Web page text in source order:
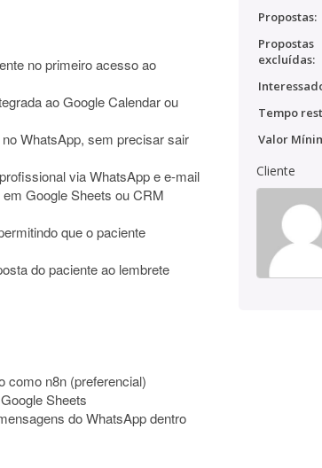
no primeiro acesso ao
ao Google Calendar ou
WhatsApp, sem precisar sair
via WhatsApp e e-mail
Google Sheets ou CRM
que o paciente
do paciente ao lembrete
como n8n (preferencial)
Sheets
do WhatsApp dentro
Propostas:
Propostas
excluídas:
Tempo
Valor
Cliente